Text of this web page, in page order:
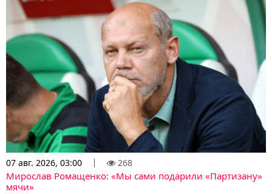
07 авг. 2026, 03:00 268
Мирослав Ромащенко: «Мы сами подарили «Партизану»
мячи»